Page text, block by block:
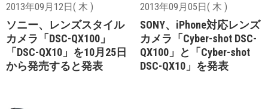
2013年09月12日( 木 )
ソニー、レンズスタイル
カメラ「DSC-QX100」
「DSC-QX10」を10月25日
から発売すると発表
2013年09月05日( 木 )
SONY、iPhone対応レンズ
カメラ「Cyber-shot DSC-
QX100」と「Cyber-shot
DSC-QX10」を発表